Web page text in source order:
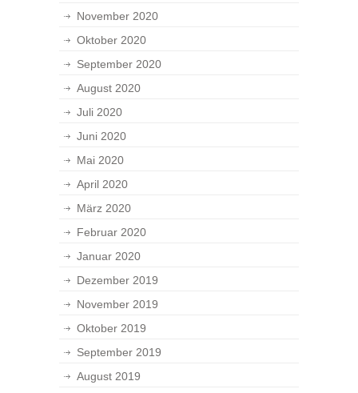
November 2020
Oktober 2020
September 2020
August 2020
Juli 2020
Juni 2020
Mai 2020
April 2020
März 2020
Februar 2020
Januar 2020
Dezember 2019
November 2019
Oktober 2019
September 2019
August 2019